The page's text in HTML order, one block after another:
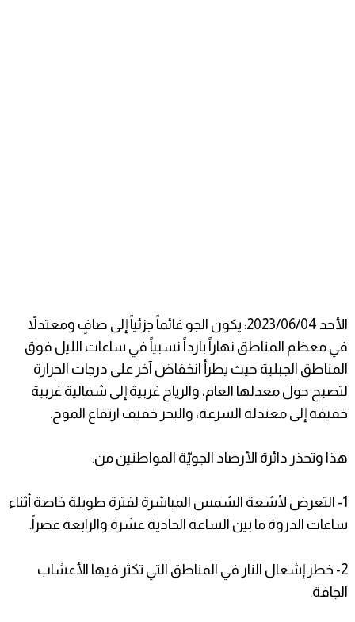
الأحد 2023/06/04: يكون الجو غائماً جزئياً إلى صافٍ ومعتدلاً
في معظم المناطق نهاراً بارداً نسبياً في ساعات الليل فوق
المناطق الجبلية حيث يطرأ انخفاض آخر على درجات الحرارة
لتصبح حول معدلها العام، والرياح غربية إلى شمالية غربية
خفيفة إلى معتدلة السرعة، والبحر خفيف ارتفاع الموج.
هذا وتحذر دائرة الأرصاد الجويّة المواطنين من:
1- التعرض لأشعة الشمس المباشرة لفترة طويلة خاصة أثناء
ساعات الذروة ما بين الساعة الحادية عشرة والرابعة عصراً.
2- خطر إشعال النار في المناطق التي تكثر فيها الأعشاب
الجافة.